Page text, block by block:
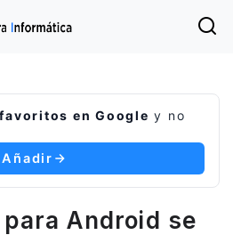
favoritos en Google y no
Añadir
Android se